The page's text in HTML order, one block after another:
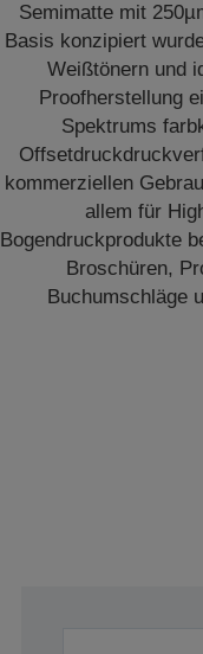
Semimatte mit
Basis konzipiert
Weißtönern und
Proofherstellung
Spektrums
kommerziellen
allem für
Bogendruckprodukte
Broschüren,
Buchumschläge